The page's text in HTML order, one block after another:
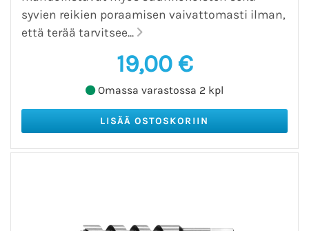
syvien reikien poraamisen vaivattomasti ilman,
että terää tarvitsee...
19,00 €
Omassa varastossa 2 kpl